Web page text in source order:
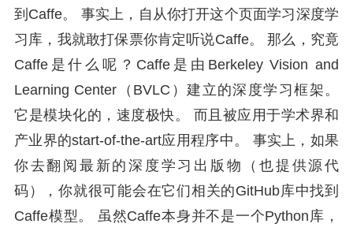
到Caffe。 事实上，自从你打开这个页面学习深度学
习库，我就敢打保票你肯定听说Caffe。 那么，究竟
Caffe是什么呢？Caffe是由Berkeley Vision and
Learning Center（BVLC）建立的深度学习框架。
它是模块化的，速度极快。 而且被应用于学术界和
产业界的start-of-the-art应用程序中。 事实上，如果
你去翻阅最新的深度学习出版物（也提供源代
码），你就很可能会在它们相关的GitHub库中找到
Caffe模型。 虽然Caffe本身并不是一个Python库，